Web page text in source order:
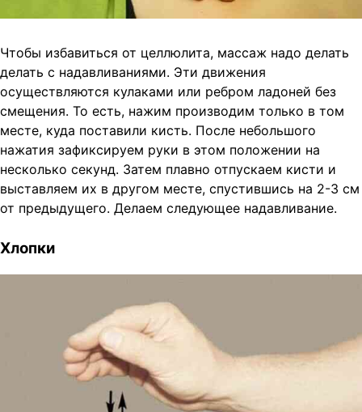
Чтобы избавиться от целлюлита, массаж надо делать
делать с надавливаниями. Эти движения
осуществляются кулаками или ребром ладоней без
смещения. То есть, нажим производим только в том
месте, куда поставили кисть. После небольшого
нажатия зафиксируем руки в этом положении на
несколько секунд. Затем плавно отпускаем кисти и
выставляем их в другом месте, спустившись на 2-3 см
от предыдущего. Делаем следующее надавливание.
Хлопки